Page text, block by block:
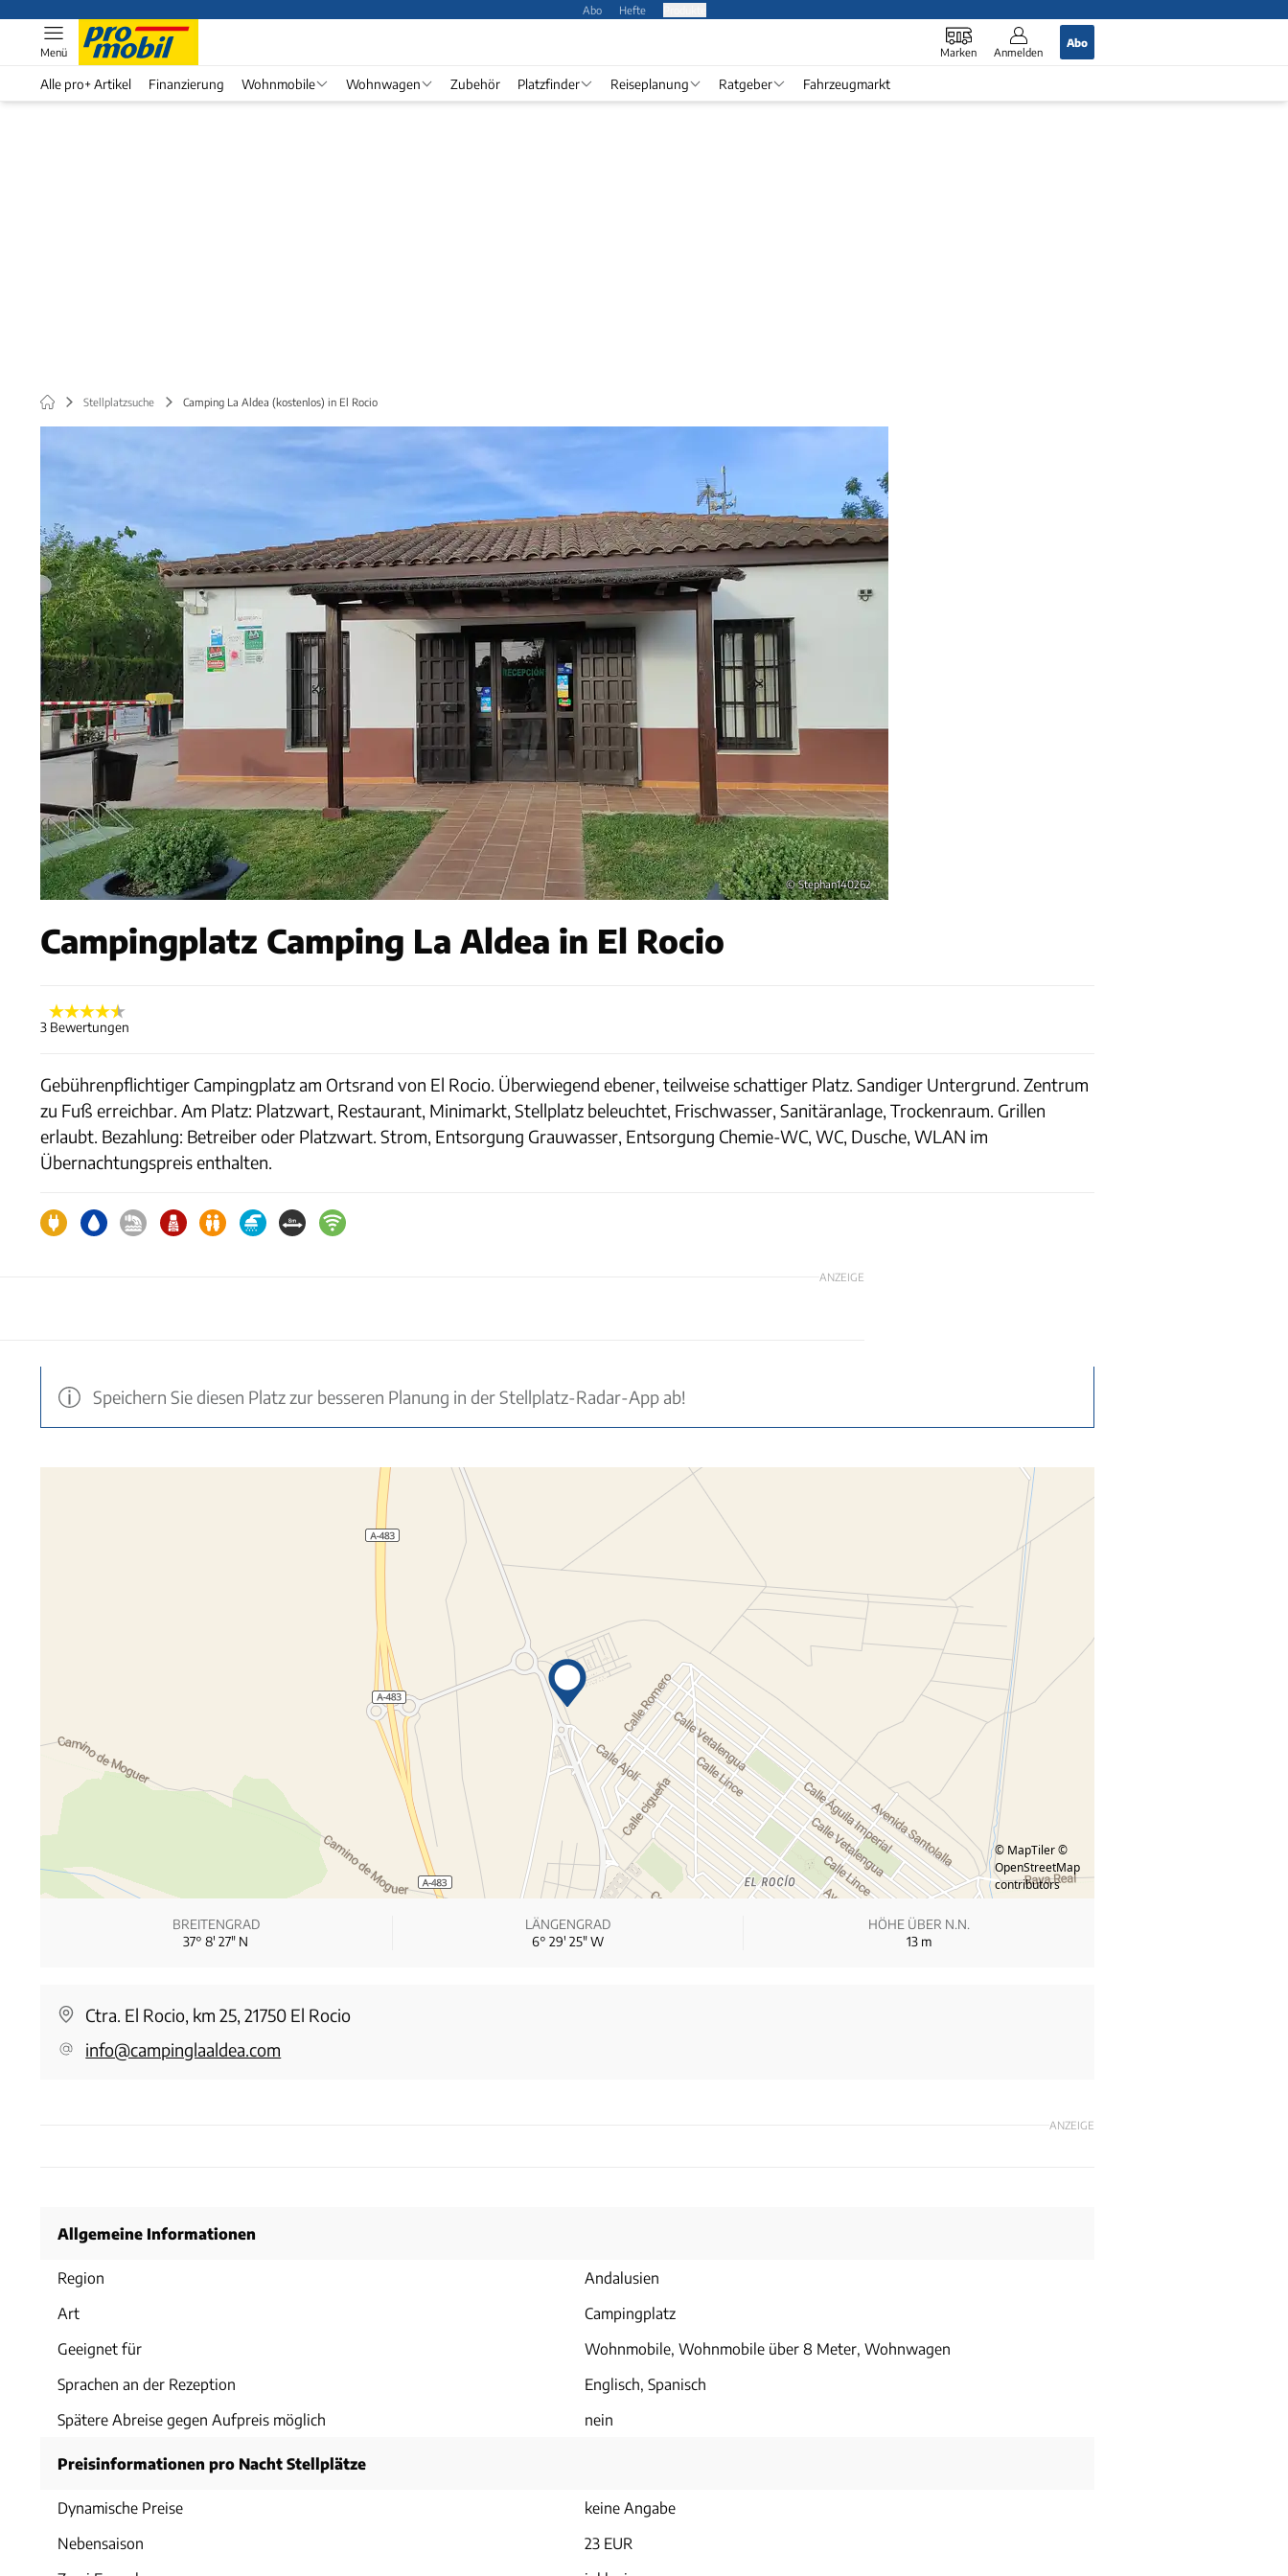
Abo Hefte
Marken Anmelden
Abo
Menü
Alle pro+ Artikel Finanzierung Wohnmobile Wohnwagen Zubehör Platzfinder Reiseplanung Ratgeber Fahrzeugmarkt
Stellplatzsuche Camping La Aldea (kostenlos) in El Rocio
© Stephan140262
Campingplatz Camping La Aldea in El Rocio
3 Bewertungen
Gebührenpflichtiger Campingplatz am Ortsrand von El Rocio. Überwiegend ebener, teilweise schattiger Platz. Sandiger Untergrund. Zentrum
zu Fuß erreichbar. Am Platz: Platzwart, Restaurant, Minimarkt, Stellplatz beleuchtet, Frischwasser, Sanitäranlage, Trockenraum. Grillen
erlaubt. Bezahlung: Betreiber oder Platzwart. Strom, Entsorgung Grauwasser, Entsorgung Chemie-WC, WC, Dusche, WLAN im
Übernachtungspreis enthalten.
ANZEIGE
Speichern Sie diesen Platz zur besseren Planung in der Stellplatz-Radar-App ab!
© MapTiler ©
OpenStreetMap
contributors
BREITENGRAD
37° 8′ 27″ N
LÄNGENGRAD
6° 29′ 25″ W
HÖHE ÜBER N.N.
13 m
Ctra. El Rocio, km 25, 21750 El Rocio
info@campinglaaldea.com
ANZEIGE
Allgemeine Informationen
Region
Andalusien
Art
Campingplatz
Geeignet für
Wohnmobile, Wohnmobile über 8 Meter, Wohnwagen
Sprachen an der Rezeption
Englisch, Spanisch
Spätere Abreise gegen Aufpreis möglich
nein
Preisinformationen pro Nacht Stellplätze
Dynamische Preise
keine Angabe
Nebensaison
23 EUR